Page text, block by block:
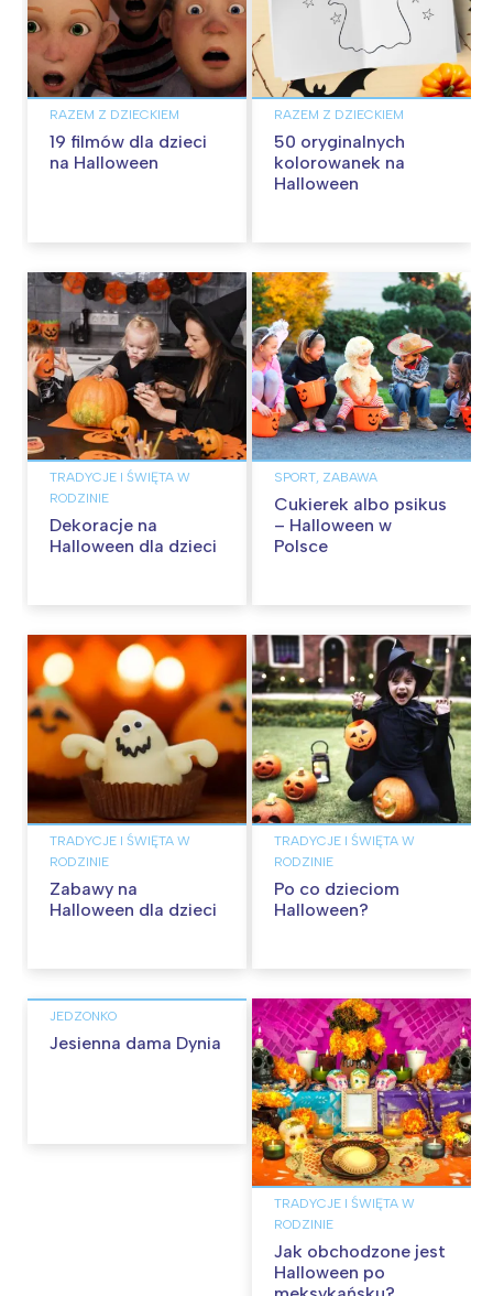
RAZEM Z DZIECKIEM
19 filmów dla dzieci
na Halloween
RAZEM Z DZIECKIEM
50 oryginalnych
kolorowanek na
Halloween
TRADYCJE I ŚWIĘTA W
RODZINIE
Dekoracje na
Halloween dla dzieci
SPORT, ZABAWA
Cukierek albo psikus
– Halloween w
Polsce
TRADYCJE I ŚWIĘTA W
RODZINIE
Zabawy na
Halloween dla dzieci
TRADYCJE I ŚWIĘTA W
RODZINIE
Po co dzieciom
Halloween?
JEDZONKO
Jesienna dama Dynia
TRADYCJE I ŚWIĘTA W
RODZINIE
Jak obchodzone jest
Halloween po